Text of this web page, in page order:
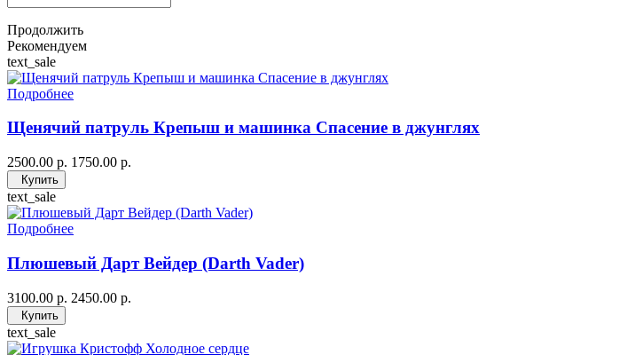
Продолжить
Рекомендуем
text_sale
Подробнее
Щенячий патруль Крепыш и машинка Спасение в джунглях
2500.00 р. 1750.00 р.
Купить
text_sale
Подробнее
Плюшевый Дарт Вейдер (Darth Vader)
3100.00 р. 2450.00 р.
Купить
text_sale